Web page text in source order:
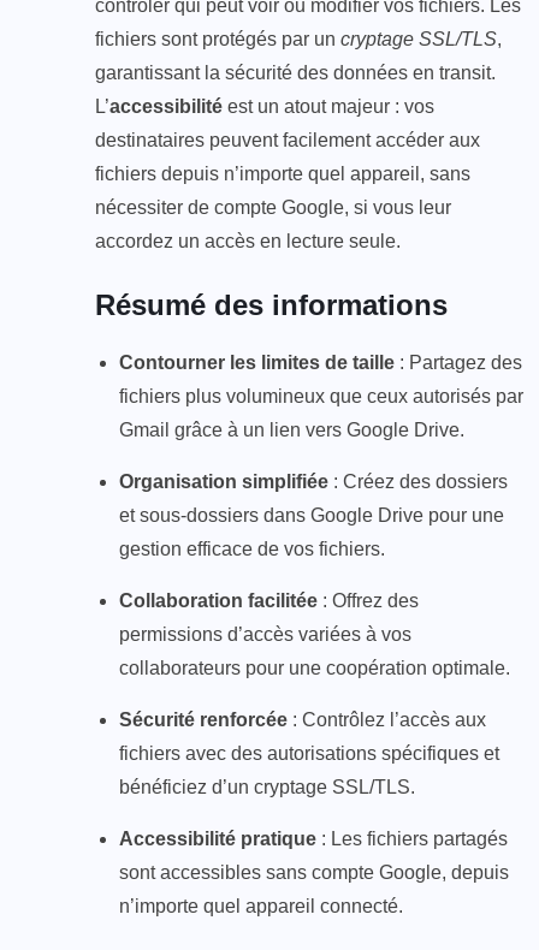
contrôler qui peut voir ou modifier vos fichiers. Les
fichiers sont protégés par un cryptage SSL/TLS,
garantissant la sécurité des données en transit.
L’accessibilité est un atout majeur : vos
destinataires peuvent facilement accéder aux
fichiers depuis n’importe quel appareil, sans
nécessiter de compte Google, si vous leur
accordez un accès en lecture seule.
Résumé des informations
Contourner les limites de taille : Partagez des
fichiers plus volumineux que ceux autorisés par
Gmail grâce à un lien vers Google Drive.
Organisation simplifiée : Créez des dossiers
et sous-dossiers dans Google Drive pour une
gestion efficace de vos fichiers.
Collaboration facilitée : Offrez des
permissions d’accès variées à vos
collaborateurs pour une coopération optimale.
Sécurité renforcée : Contrôlez l’accès aux
fichiers avec des autorisations spécifiques et
bénéficiez d’un cryptage SSL/TLS.
Accessibilité pratique : Les fichiers partagés
sont accessibles sans compte Google, depuis
n’importe quel appareil connecté.